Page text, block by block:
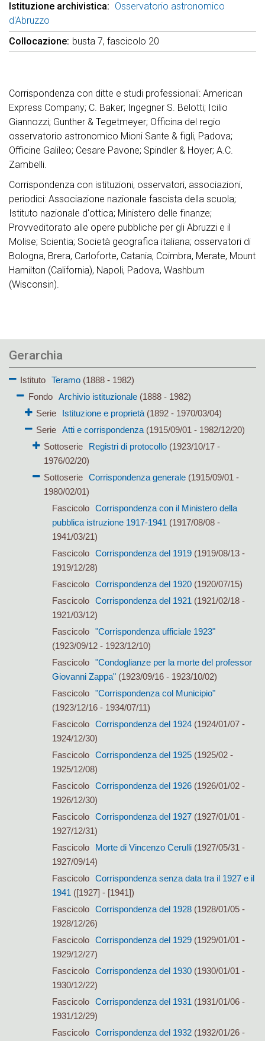
Istituzione archivistica
Osservatorio astronomico
d'Abruzzo
Collocazione busta 7, fascicolo 20
Corrispondenza con ditte e studi professionali: American
Express Company; C. Baker; Ingegner S. Belotti; Icilio
Giannozzi; Gunther & Tegetmeyer; Officina del regio
osservatorio astronomico Mioni Sante & figli, Padova;
Officine Galileo; Cesare Pavone; Spindler & Hoyer; A.C.
Zambelli.
Corrispondenza con istituzioni, osservatori, associazioni,
periodici: Associazione nazionale fascista della scuola;
Istituto nazionale d'ottica; Ministero delle finanze;
Provveditorato alle opere pubbliche per gli Abruzzi e il
Molise; Scientia; Società geografica italiana; osservatori di
Bologna, Brera, Carloforte, Catania, Coimbra, Merate, Mount
Hamilton (California), Napoli, Padova, Washburn
(Wisconsin).
Gerarchia
Istituto Teramo (1888 - 1982)
Fondo
Archivio istituzionale(1888 - 1982)
Serie
Istituzione e proprietà(1892 - 1970/03/04)
Serie Atti e corrispondenza(1915/09/01 - 1982/12/20)
Sottoserie
Registri di protocollo (1923/10/17 -
1976/02/20)
Sottoserie
Corrispondenza generale (1915/09/01 -
1980/02/01)
Fascicolo
Corrispondenza con il Ministero della
pubblica istruzione 1917-1941 (1917/08/08 -
1941/03/21)
Fascicolo
Corrispondenza del 1919(1919/08/13 -
1919/12/28)
Fascicolo
Corrispondenza del 1920(1920/07/15)
Fascicolo
Corrispondenza del 1921 (1921/02/18 -
1921/03/12)
Fascicolo
"Corrispondenza ufficiale 1923"
(1923/09/12 - 1923/12/10)
Fascicolo
"Condoglianze per la morte del professor
Giovanni Zappa"(1923/09/16 - 1923/10/02)
Fascicolo
"Corrispondenza col Municipio"
(1923/12/16 - 1934/07/11)
Fascicolo
Corrispondenza del 1924(1924/01/07 -
1924/12/30)
Fascicolo
Corrispondenza del 1925(1925/02 -
1925/12/08)
Fascicolo
Corrispondenza del 1926(1926/01/02 -
1926/12/30)
Fascicolo
Corrispondenza del 1927(1927/01/01 -
1927/12/31)
Fascicolo
Morte di Vincenzo Cerulli(1927/05/31 -
1927/09/14)
Fascicolo
Corrispondenza senza data tra il 1927 e il
1941 ([1927] - [1941])
Fascicolo
Corrispondenza del 1928(1928/01/05 -
1928/12/26)
Fascicolo
Corrispondenza del 1929(1929/01/01 -
1929/12/27)
Fascicolo
Corrispondenza del 1930(1930/01/01 -
1930/12/22)
Fascicolo
Corrispondenza del 1931 (1931/01/06 -
1931/12/29)
Fascicolo
Corrispondenza del 1932(1932/01/26 -